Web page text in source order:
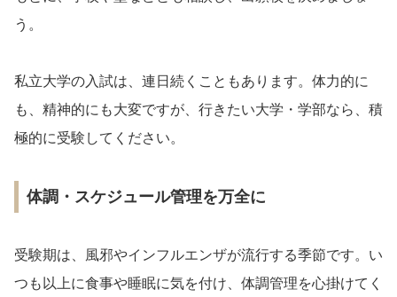
う。
私立大学の入試は、連日続くこともあります。体力的に
も、精神的にも大変ですが、行きたい大学・学部なら、積
極的に受験してください。
体調・スケジュール管理を万全に
受験期は、風邪やインフルエンザが流行する季節です。い
つも以上に食事や睡眠に気を付け、体調管理を心掛けてく